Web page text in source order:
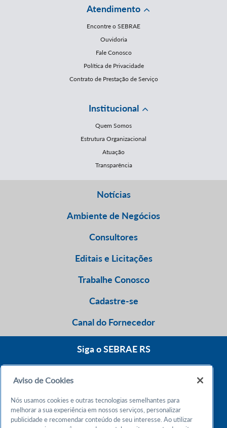
Atendimento
Encontre o SEBRAE
Ouvidoria
Fale Conosco
Política de Privacidade
Contrato de Prestação de Serviço
Institucional
Quem Somos
Estrutura Organizacional
Atuação
Transparência
Notícias
Ambiente de Negócios
Consultores
Editais e Licitações
Trabalhe Conosco
Cadastre-se
Canal do Fornecedor
Siga o SEBRAE RS
Atendimento 24h
Aviso de Cookies
Nós usamos cookies e outras tecnologias semelhantes para
melhorar a sua experiência em nossos serviços, personalizar
publicidade e recomendar conteúdo de seu interesse. Ao utilizar